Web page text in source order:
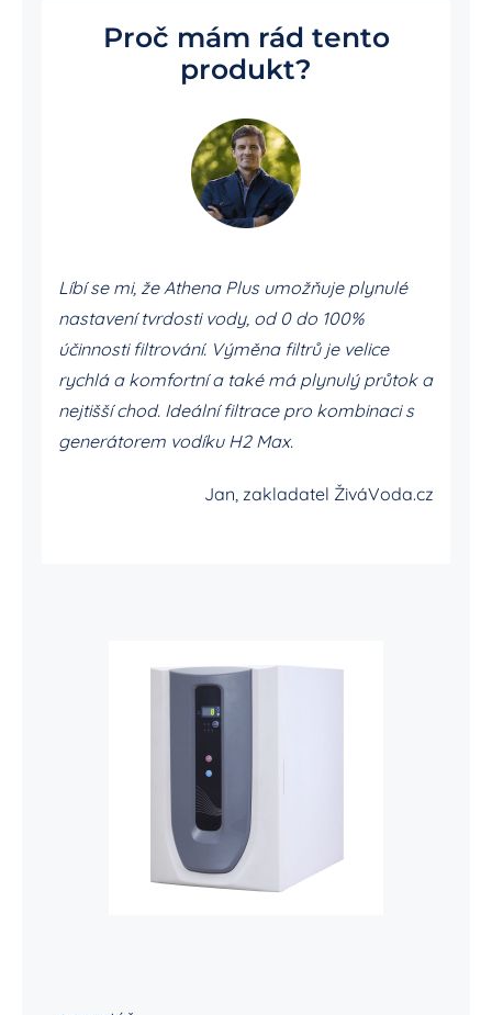
Proč mám rád tento
produkt?
Líbí se mi, že Athena Plus umožňuje plynulé
nastavení tvrdosti vody, od 0 do 100%
účinnosti filtrování. Výměna filtrů je velice
rychlá a komfortní a také má plynulý průtok a
nejtišší chod. Ideální filtrace pro kombinaci s
generátorem vodíku H2 Max.
Jan, zakladatel ŽiváVoda.cz